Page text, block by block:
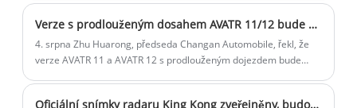
značky Volkswagen společně vyvinutých skupinou a Xpeng.
Motory.
Verze s prodlouženým dosahem AVATR 11/12 bude oficiálně uvedena na trh v září
4. srpna Zhu Huarong, předseda Changan Automobile, řekl, že
verze AVATR 11 a AVATR 12 s prodlouženým dojezdem bude
Oficiální snímky radaru King Kong zveřejněny, budou spuštěny 23. prosince